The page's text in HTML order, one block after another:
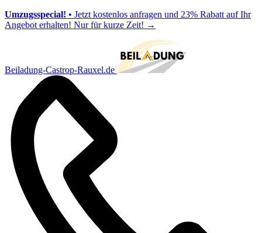
Umzugsspecial! • Jetzt kostenlos anfragen und 23% Rabatt auf Ihr
Angebot erhalten! Nur für kurze Zeit! →
Beiladung-Castrop-Rauxel.de